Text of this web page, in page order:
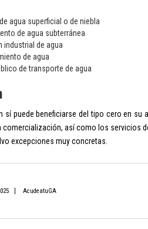
agua superficial o de niebla
de agua subterránea
industrial de agua
de agua
de transporte de agua
sí puede beneficiarse del tipo cero en su
comercialización, así como los servicios
excepciones muy concretas.
AcudeatuGA